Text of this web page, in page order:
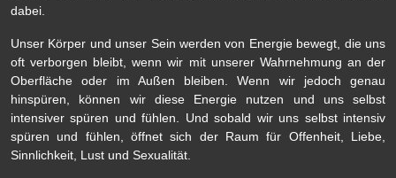
dabei.
Unser Körper und unser Sein werden von Energie bewegt, die uns
oft verborgen bleibt, wenn wir mit unserer Wahrnehmung an der
Oberfläche oder im Außen bleiben. Wenn wir jedoch genau
hinspüren, können wir diese Energie nutzen und uns selbst
intensiver spüren und fühlen. Und sobald wir uns selbst intensiv
spüren und fühlen, öffnet sich der Raum für Offenheit, Liebe,
Sinnlichkeit, Lust und Sexualität.